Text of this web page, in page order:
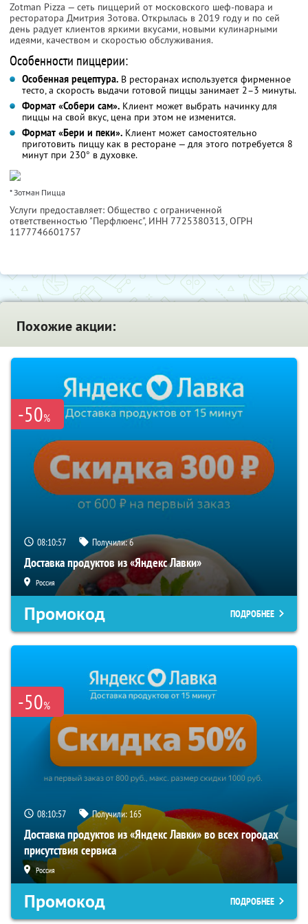
Zotman Pizza — сеть пиццерий от московского шеф-повара и
ресторатора Дмитрия Зотова. Открылась в 2019 году и по сей
день радует клиентов яркими вкусами, новыми кулинарными
идеями, качеством и скоростью обслуживания.
Особенности пиццерии:
Особенная рецептура. В ресторанах используется фирменное
тесто, а скорость выдачи готовой пиццы занимает 2–3 минуты.
Формат «Собери сам». Клиент может выбрать начинку для
пиццы на свой вкус, цена при этом не изменится.
Формат «Бери и пеки». Клиент может самостоятельно
приготовить пиццу как в ресторане — для этого потребуется 8
минут при 230° в духовке.
* Зотман Пицца
Услуги предоставляет: Общество с ограниченной
ответственностью "Перфлюенс", ИНН 7725380313, ОГРН
1177746601757
Похожие акции:
-50%
08:10:57 Получили:6
Доставка продуктов из «Яндекс Лавки»
Россия
Промокод ПОДРОБНЕЕ
-50%
08:10:57 Получили: 165
Доставка продуктов из «Яндекс Лавки» во всех городах
присутствия сервиса
Россия
Промокод ПОДРОБНЕЕ